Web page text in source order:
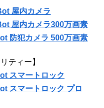
屋内カメラ
屋内カメラ300万画素
防犯カメラ 500万画素
ティー】
スマートロック
スマートロック プロ